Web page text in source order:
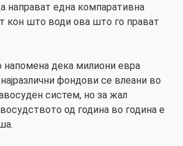
направат една компаративна
кон што води ова што го прават
дека милиони евра
фондови се влеани во
систем, но за жал
од година во година е